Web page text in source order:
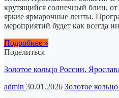
крутящийся солнечный блин, от
яркие ярмарочные ленты.
мероприятий будет как всегда
Подробнее »
Поделиться
Золотое кольцо России.
admin 30.01.2026 Золотое